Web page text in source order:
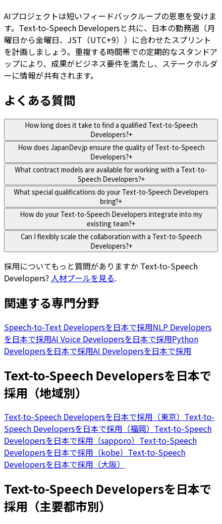
AIプロジェクトは短いフィードバックループの恩恵を受けま
す。Text-to-Speech Developersと共に、日本の勤務週（月
曜日から金曜日、JST（UTC+9））に合わせたスプリント
を計画しましょう。重複する時間帯での定期的なスタンドア
ップにより、成果がビジネス要件を満たし、ステークホルダ
ーに情報が共有されます。
よくある質問
How long does it take to find a qualified Text-to-Speech
Developers?+
How does JapanDev.jp ensure the quality of Text-to-Speech
Developers?+
What contract models are available for working with a Text-to-
Speech Developers?+
What special qualifications do your Text-to-Speech Developers
bring?+
How do your Text-to-Speech Developers integrate into my
existing team?+
Can I flexibly scale the collaboration with a Text-to-Speech
Developers?+
採用についてもっと質問がありますか Text-to-Speech
Developers? 人材プールを見る.
関連する専門分野
Speech-to-Text Developersを日本で採用NLP Developers
を日本で採用AI Voice Developersを日本で採用Python
Developersを日本で採用AI Developersを日本で採用
Text-to-Speech Developersを日本で
採用（地域別）
Text-to-Speech Developersを日本で採用（東京） Text-to-
Speech Developersを日本で採用（福岡） Text-to-Speech
Developersを日本で採用（sapporo） Text-to-Speech
Developersを日本で採用（kobe） Text-to-Speech
Developersを日本で採用（大阪）
Text-to-Speech Developersを日本で
採用（主要都市別）